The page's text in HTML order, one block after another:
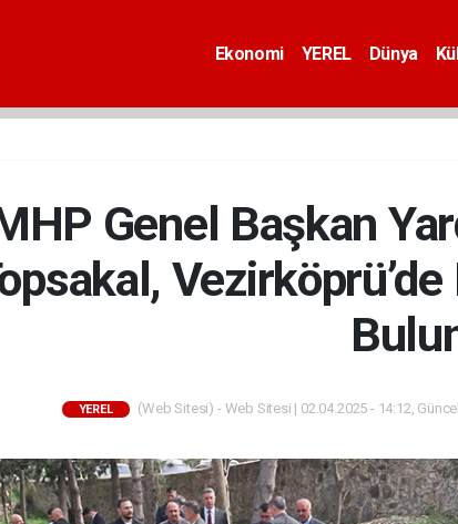
Ekonomi YEREL Dünya
Genel Başkan
YEREL (Web Sitesi) - Web Sitesi | 02.04.2025 - 14:12,